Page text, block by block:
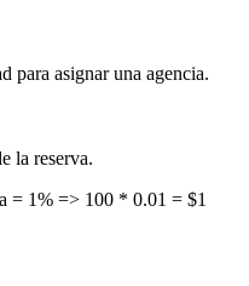
para asignar una agencia.
la reserva.
= 1% => 100 * 0.01 = $1